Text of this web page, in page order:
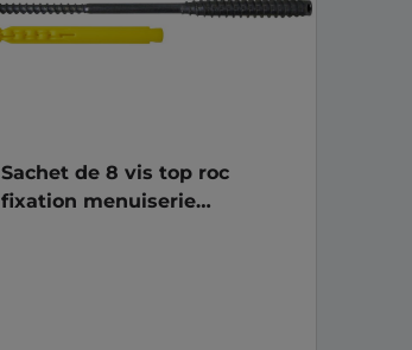
Sachet de 8 vis top roc
fixation menuiserie